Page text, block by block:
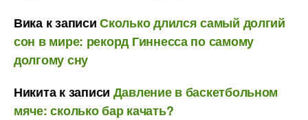
Викак записиСколько длился самый долгий
сон в мире: рекорд Гиннесса по самому
долгому сну
Никитак записи Давление в баскетбольном
мяче: сколько бар качать?